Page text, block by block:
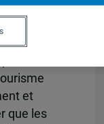
la
la
et
que les